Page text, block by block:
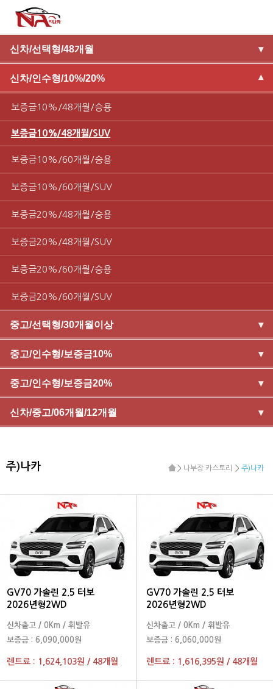
신차/선택형/48개월 ▾
신차/인수형/10%/20% ▾
보증금10%/48개월/승용
보증금10%/48개월/SUV
보증금10%/60개월/승용
보증금10%/60개월/SUV
보증금20%/48개월/승용
보증금20%/48개월/SUV
보증금20%/60개월/승용
보증금20%/60개월/SUV
중고/선택형/30개월이상 ▾
중고/인수형/보증금10% ▾
중고/인수형/보증금20% ▾
신차/중고/06개월/12개월 ▾
주)나카 나부장 카스토리 주)나카
GV70 가솔린 2.5 터보
2026년형2WD
신차출고/ 0Km / 휘발유
보증금 : 6,090,000원
렌트료 : 1,624,103원 / 48개월
GV70 가솔린 2.5 터보
2026년형2WD
신차출고/ 0Km / 휘발유
보증금 : 6,060,000원
렌트료 : 1,616,395원 / 48개월